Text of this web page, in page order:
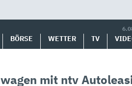
BÖRSE WETTER TV
mit ntv